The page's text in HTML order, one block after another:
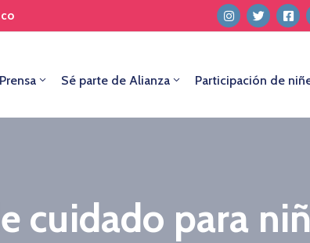
Prensa Sé parte de Alianza Participación de
cuidado para